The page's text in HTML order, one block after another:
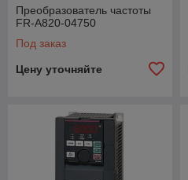
Преобразователь частоты
FR-A820-04750
Под заказ
Цену уточняйте